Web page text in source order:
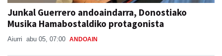
Junkal Guerrero andoaindarra, Donostiako
Musika Hamabostaldiko protagonista
Aiurri abu 05, 07:00 ANDOAIN